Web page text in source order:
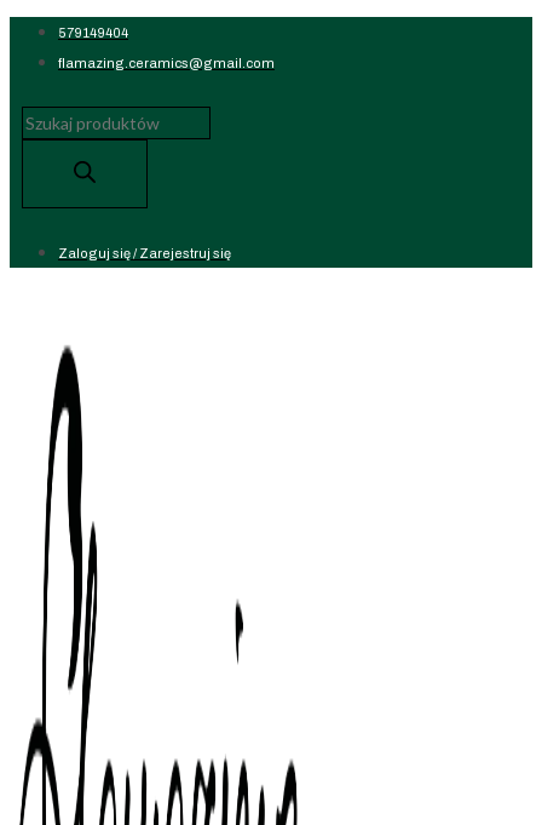
Koniec
treści
579149404
flamazing.ceramics@gmail.com
Wyszukiwarka
produktów
Zaloguj się / Zarejestruj się